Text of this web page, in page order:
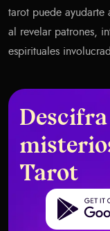
tarot puede ayudarte
al revelar patrones,
espirituales
Descifra
Tarot
Get it on